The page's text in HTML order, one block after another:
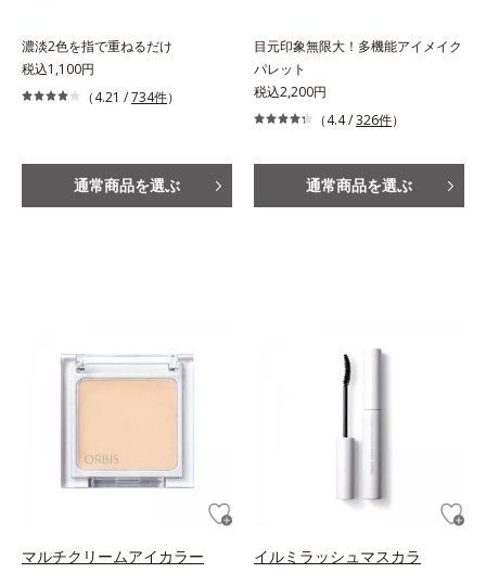
濃淡2色を指で重ねるだけ
税込1,100円
（4.21 /734件）
通常商品を選ぶ
目元印象無限大！多機能アイメイク
パレット
税込2,200円
（4.4 /326件）
通常商品を選ぶ
マルチクリームアイカラー イルミラッシュマスカラ